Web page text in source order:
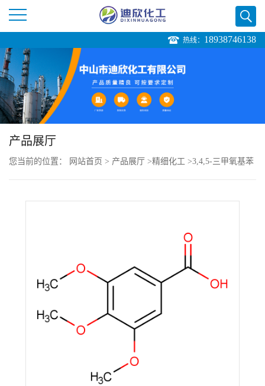
司
首
页
公
热线： 18938746138
产品展厅
您当前的位置： 网站首页 > 产品展厅 >精细化工 >3,4,5-三甲氧基苯